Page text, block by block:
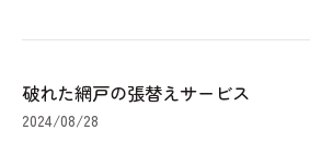
破れた網戸の張替えサービス
2024/08/28